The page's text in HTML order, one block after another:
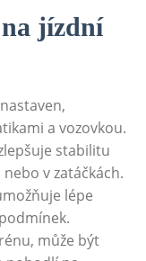
jízdní
a vozovkou.
stabilitu
v zatáčkách.
lépe
může být